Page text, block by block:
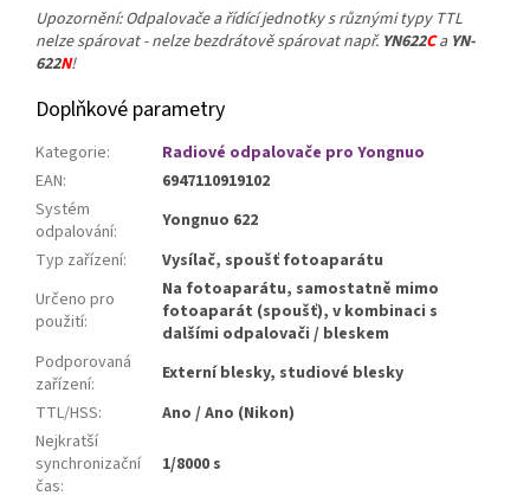
Upozornění: Odpalovače a řídící jednotky s různými typy TTL
nelze spárovat - nelze bezdrátově spárovat např. YN622Ca YN-
622N!
Doplňkové parametry
Kategorie:
Radiové odpalovače pro Yongnuo
EAN:
6947110919102
Systém
odpalování:
Yongnuo 622
Typ zařízení:
Vysílač, spoušť fotoaparátu
Určeno pro
použití:
Na fotoaparátu, samostatně mimo
fotoaparát (spoušť), v kombinaci s
dalšími odpalovači / bleskem
Podporovaná
zařízení:
Externí blesky, studiové blesky
TTL/HSS:
Ano / Ano (Nikon)
Nejkratší
synchronizační
čas:
1/8000 s